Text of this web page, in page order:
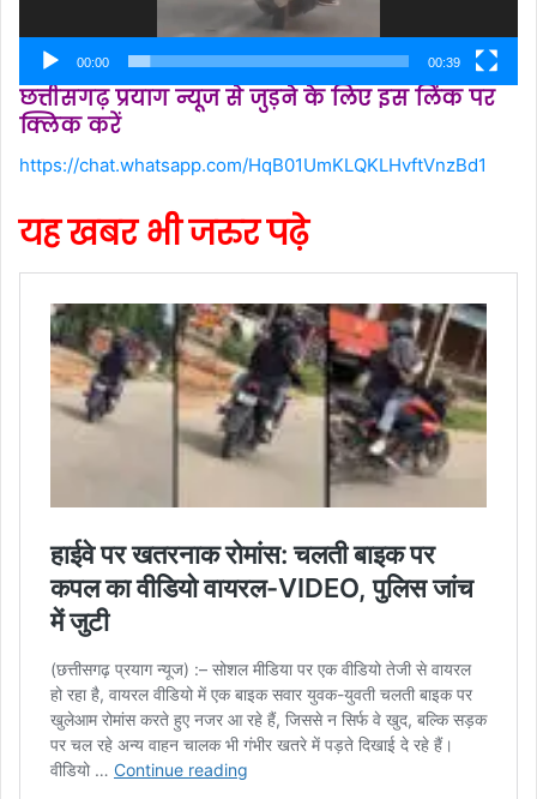
00:00 00:39
छत्तीसगढ़ प्रयाग न्यूज से जुड़ने के लिए इस लिंक पर
क्लिक करें
https://chat.whatsapp.com/HqB01UmKLQKLHvftVnzBd1
यह खबर भी जरुर पढ़े